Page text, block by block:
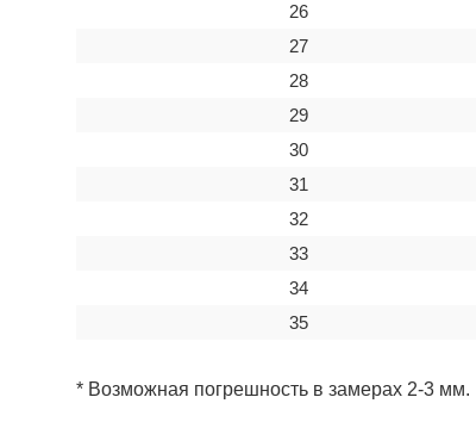
26
27
28
29
30
31
32
33
34
35
* Возможная погрешность в замерах 2-3 мм.